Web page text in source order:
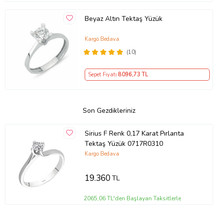
Beyaz Altın Tektaş Yüzük
(10)
Kargo Bedava
Sepet Fiyatı 8096,73 TL
Son Gezdikleriniz
Sirius F Renk 0,17 Karat Pırlanta
Tektaş Yüzük 0717R0310
Kargo Bedava
19.360TL
2065,06 TL'den Başlayan Taksitlerle